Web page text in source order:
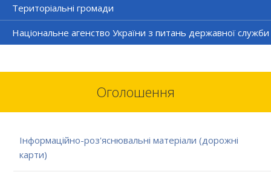
Територіальні громади
Національне агенство України з питань державної служби
Оголошення
Інформаційно-роз'яснювальні матеріали (дорожні
карти)